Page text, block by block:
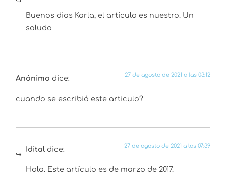
Buenos dias Karla, el artículo es nuestro. Un
saludo
Anónimo dice: 27 de agosto de 2021 a las 03:12
cuando se escribió este articulo?
Idital dice: 27 de agosto de 2021 a las 07:39
Hola. Este artículo es de marzo de 2017.